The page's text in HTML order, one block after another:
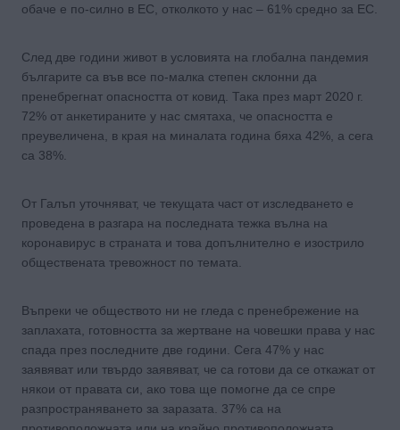
обаче е по-силно в ЕС, отколкото у нас – 61% средно за ЕС.
След две години живот в условията на глобална пандемия
българите са във все по-малка степен склонни да
пренебрегнат опасността от ковид. Така през март 2020 г.
72% от анкетираните у нас смятаха, че опасността е
преувеличена, в края на миналата година бяха 42%, а сега
са 38%.
От Галъп уточняват, че текущата част от изследването е
проведена в разгара на последната тежка вълна на
коронавирус в страната и това допълнително е изострило
обществената тревожност по темата.
Въпреки че обществото ни не гледа с пренебрежение на
заплахата, готовността за жертване на човешки права у нас
спада през последните две години. Сега 47% у нас
заявяват или твърдо заявяват, че са готови да се откажат от
някои от правата си, ако това ще помогне да се спре
разпространяването за заразата. 37% са на